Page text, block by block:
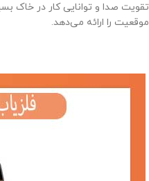
موقعیت را ارائه می‌دهد.